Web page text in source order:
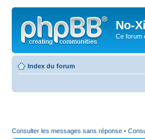
No-
Ce forum
Index du forum
Consulter les messages sans réponse •